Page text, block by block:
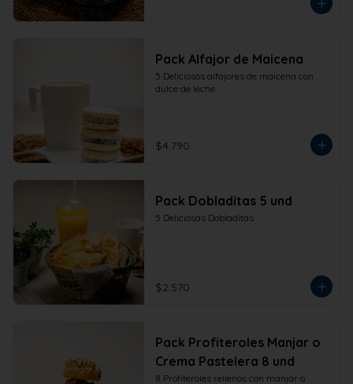
Pack Alfajor de Maicena
5 Deliciosos alfajores de maicena con
dulce de leche.
$4.790
Pack Dobladitas 5 und
5 Deliciosas Dobladitas
$2.570
Pack Profiteroles Manjar o
Crema Pastelera 8 und
8 Profiteroles rellenos con manjar o